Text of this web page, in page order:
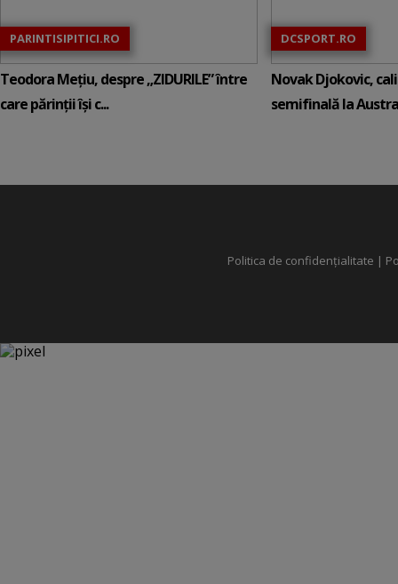
PARINTISIPITICI.RO
Teodora Mețiu, despre „ZIDURILE” între
care părinții își c...
DCSPORT.RO
Novak Djokovic,
semifinală la
Politica de confidențialitate |